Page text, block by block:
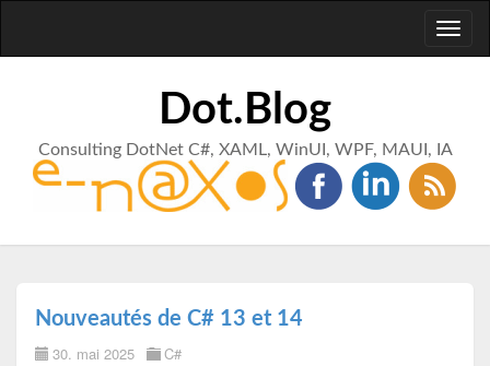
Dot.Blog
Consulting DotNet C#, XAML, WinUI, WPF, MAUI, IA
Nouveautés de C# 13 et 14
30. mai 2025 C#